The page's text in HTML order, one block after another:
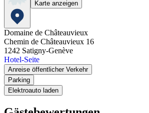
Karte anzeigen
Domaine de Châteauvieux
Chemin de Châteauvieux 16
1242 Satigny-Genève
Hotel-Seite
Anreise öffentlicher Verkehr
Parking
Elektroauto laden